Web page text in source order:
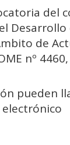
del
de
nº
pueden